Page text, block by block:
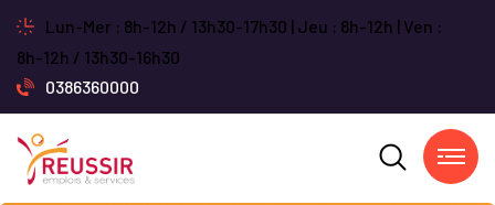
Lun-Mer : 8h-12h / 13h30-17h30 | Jeu : 8h-12h | Ven :
8h-12h / 13h30-16h30
0386360000